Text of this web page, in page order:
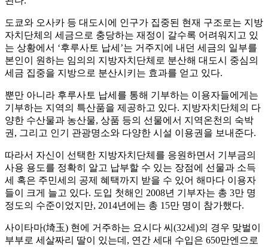
도쿄와 오사카 등 대도시에 인구가 집중된 현재 구조로는 지방
자치단체의 세금으로 충당하는 재정이 갈수록 어려워지고 있
는 상황에서 ‘후루사토 납세’는 거주지에 내던 세금의 일부를
본인이 원하는 임의의 지방자치단체로 분산해 대도시 중심의
세금 집중을 지방으로 분산시키는 효과를 얻고 있다.
뿐만 아니라 후루사토 납세를 통해 기부하는 이용자들에게는
기부하는 지역의 특산품을 제공하고 있다. 지방자치단체의 다
양한 수산물과 농산물, 상품 등의 선물에서 지역온천의 숙박
권, 그리고 인기 관광명소와 다양한 시설 이용권을 보내준다.
따라서 자신이 선택한 지방자치단체를 응원하면서 기부금의
사용 용도를 정확히 알고 납부할 수 있는 장점에 선물과 소득
세 혹은 주민세의 공제 혜택까지 받을 수 있어 해마다 이용자
들이 크게 늘고 있다. 도입 첫해인 2008년 기부자는 총 3만 명
정도의 수준이었지만, 2014년에는 총 15만 명이 참가했다.
사이타마(埼玉) 현에 거주하는 요시다 씨(32세)의 경우 맞벌이
부부로 세살짜리 딸이 있는데, 연간 세대 수입은 650만엔으로